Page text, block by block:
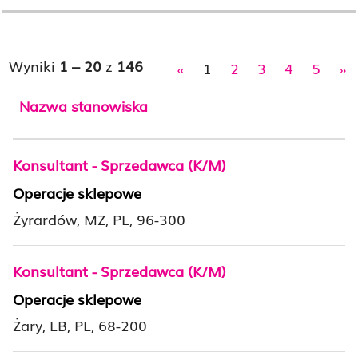
Wyniki 1 – 20 z 146 « 1 2 3 4 5 »
Nazwa stanowiska
Konsultant - Sprzedawca (K/M)
Operacje sklepowe
Żyrardów, MZ, PL, 96-300
Konsultant - Sprzedawca (K/M)
Operacje sklepowe
Żary, LB, PL, 68-200